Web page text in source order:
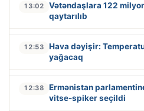
13:02
Vətəndaşlara 122
qaytarılıb
12:53
Hava dəyişir:
yağacaq
12:38
Ermənistan
vitse-spiker seçildi